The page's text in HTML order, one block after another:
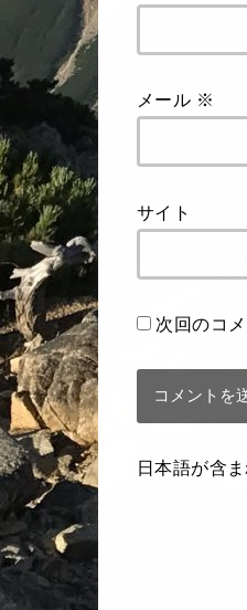
メール ※
サイト
次回のコ
日本語が含